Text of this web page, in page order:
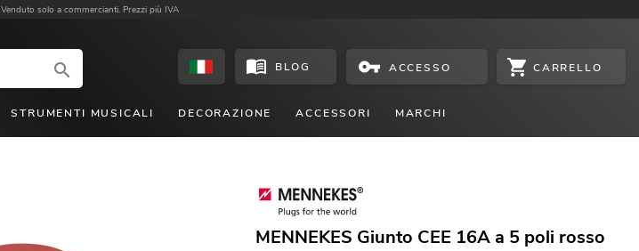
Venduto solo a commercianti. Prezzi più IVA
BLOG ACCESSO CARRELLO
STRUMENTI MUSICALI DECORAZIONE ACCESSORI MARCHI
MENNEKES Giunto CEE 16A a 5 poli rosso